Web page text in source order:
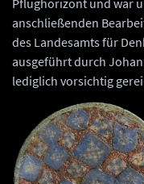
anschließenden
des Landesamts für
ausgeführt durch
lediglich vorsichtig